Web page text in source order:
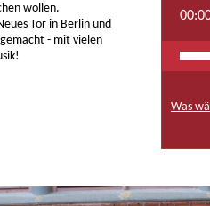
Was
wollen.
Tor in Berlin und
- mit vielen